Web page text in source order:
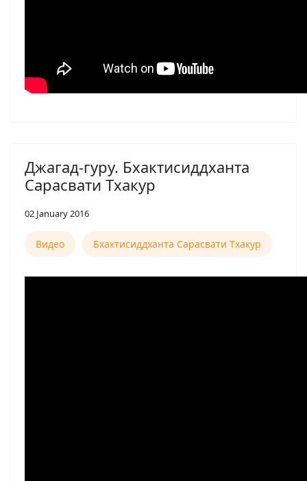
Джагад-гуру. Бхактисиддханта
Сарасвати Тхакур
02 January 2016
Видео Бхактисиддханта Сарасвати Тхакур